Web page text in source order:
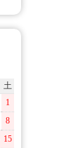
土
1
8
15